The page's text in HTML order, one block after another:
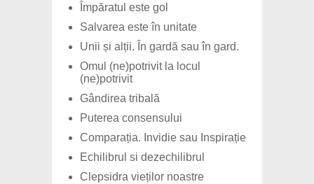
Împăratul este gol
Salvarea este în unitate
Unii și alții. În gardă sau în gard.
Omul (ne)potrivit la locul
(ne)potrivit
Gândirea tribală
Puterea consensului
Comparația. Invidie sau Inspirație
Echilibrul si dezechilibrul
Clepsidra vieților noastre